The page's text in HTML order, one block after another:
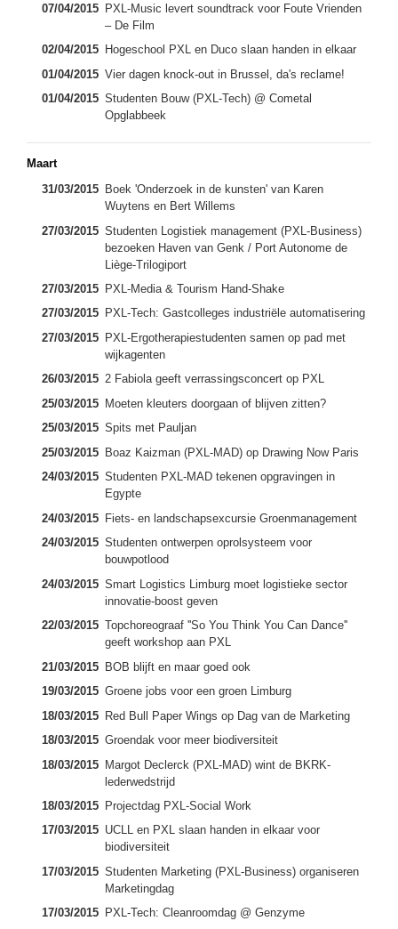
07/04/2015 PXL-Music levert soundtrack voor Foute Vrienden
– De Film
02/04/2015 Hogeschool PXL en Duco slaan handen in elkaar
01/04/2015 Vier dagen knock-out in Brussel, da's reclame!
01/04/2015 Studenten Bouw (PXL-Tech) @ Cometal
Opglabbeek
Maart
31/03/2015 Boek 'Onderzoek in de kunsten' van Karen
Wuytens en Bert Willems
27/03/2015 Studenten Logistiek management (PXL-Business)
bezoeken Haven van Genk / Port Autonome de
Liège-Trilogiport
27/03/2015 PXL-Media & Tourism Hand-Shake
27/03/2015 PXL-Tech: Gastcolleges industriële automatisering
27/03/2015 PXL-Ergotherapiestudenten samen op pad met
wijkagenten
26/03/2015 2 Fabiola geeft verrassingsconcert op PXL
25/03/2015 Moeten kleuters doorgaan of blijven zitten?
25/03/2015 Spits met Pauljan
25/03/2015 Boaz Kaizman (PXL-MAD) op Drawing Now Paris
24/03/2015 Studenten PXL-MAD tekenen opgravingen in
Egypte
24/03/2015 Fiets- en landschapsexcursie Groenmanagement
24/03/2015 Studenten ontwerpen oprolsysteem voor
bouwpotlood
24/03/2015 Smart Logistics Limburg moet logistieke sector
innovatie-boost geven
22/03/2015 Topchoreograaf ''So You Think You Can Dance''
geeft workshop aan PXL
21/03/2015 BOB blijft en maar goed ook
19/03/2015 Groene jobs voor een groen Limburg
18/03/2015 Red Bull Paper Wings op Dag van de Marketing
18/03/2015 Groendak voor meer biodiversiteit
18/03/2015 Margot Declerck (PXL-MAD) wint de BKRK-
lederwedstrijd
18/03/2015 Projectdag PXL-Social Work
17/03/2015 UCLL en PXL slaan handen in elkaar voor
biodiversiteit
17/03/2015 Studenten Marketing (PXL-Business) organiseren
Marketingdag
17/03/2015 PXL-Tech: Cleanroomdag @ Genzyme